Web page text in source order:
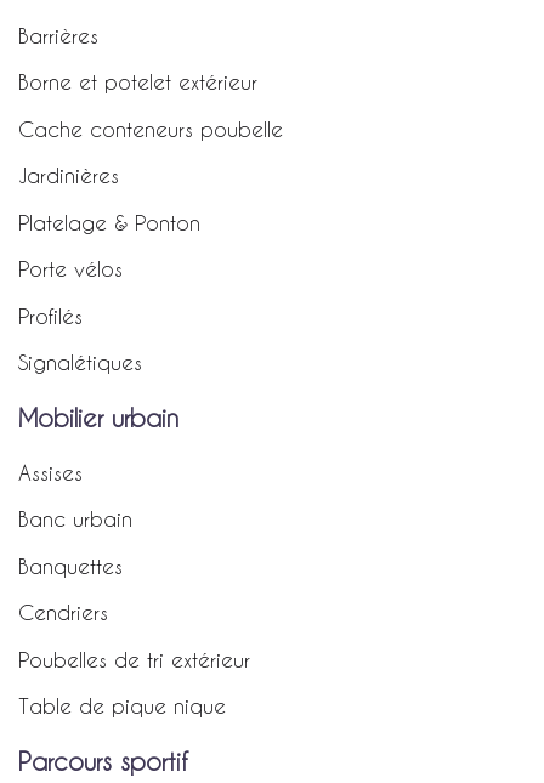
Barrières
Borne et potelet extérieur
Cache conteneurs poubelle
Jardinières
Platelage & Ponton
Porte vélos
Profilés
Signalétiques
Mobilier urbain
Assises
Banc urbain
Banquettes
Cendriers
Poubelles de tri extérieur
Table de pique nique
Parcours sportif